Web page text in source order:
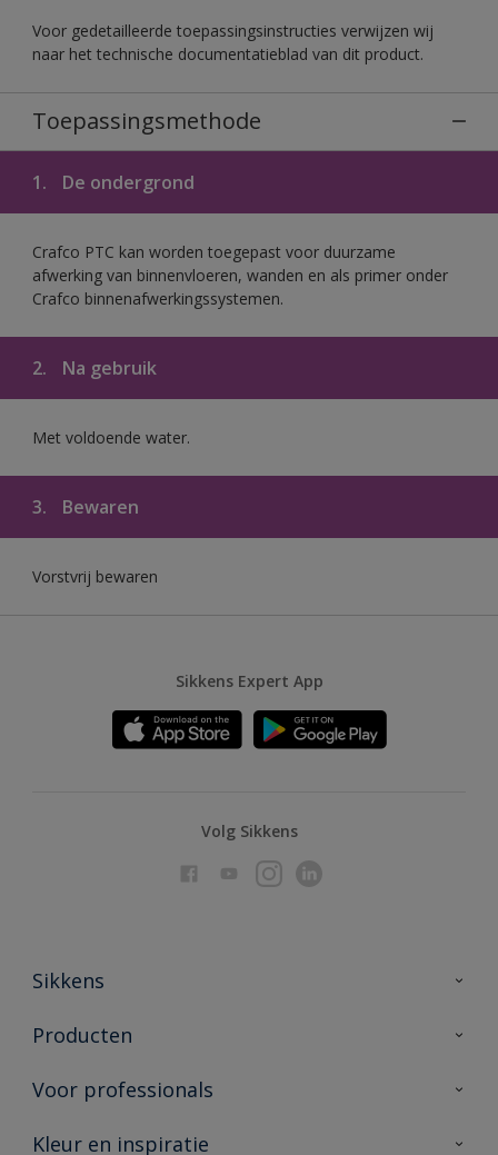
Voor gedetailleerde toepassingsinstructies verwijzen wij
naar het technische documentatieblad van dit product.
Toepassingsmethode
1. De ondergrond
Crafco PTC kan worden toegepast voor duurzame
afwerking van binnenvloeren, wanden en als primer onder
Crafco binnenafwerkingssystemen.
2. Na gebruik
Met voldoende water.
3. Bewaren
Vorstvrij bewaren
Sikkens Expert App
Volg Sikkens
Sikkens
Over Sikkens
Duurzaamheid
Producten
Producten voor binnen
Vind je verkooppunt
Voor professionals
Advies & service
Kleur en inspiratie